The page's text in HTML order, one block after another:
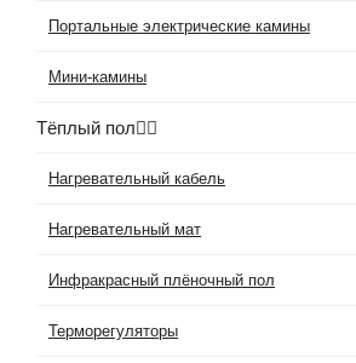
Портальные электрические камины
Мини-камины
Тёплый пол
Нагревательный кабель
Нагревательный мат
Инфракрасный плёночный пол
Терморегуляторы